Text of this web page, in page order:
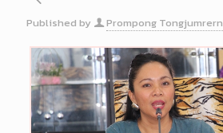
Published by Prompong Tongjumrern